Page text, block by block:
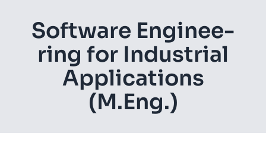
Soft­ware En­gi­nee­
ring for In­dus­tri­al
Ap­p­li­ca­ti­ons
(M.Eng.)